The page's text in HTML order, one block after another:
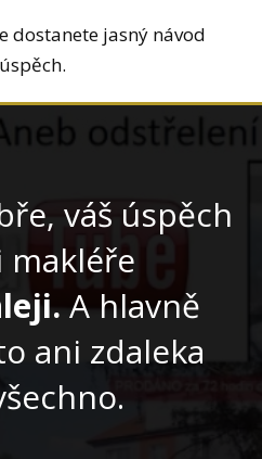
dostanete jasný návod
váš úspěch
makléře
A hlavně
ani zdaleka